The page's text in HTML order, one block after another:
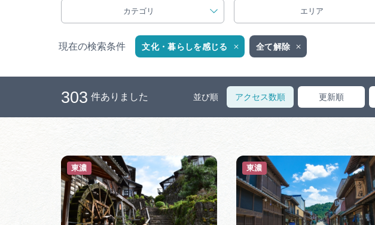
カテゴリ エリア
現在の検索条件 文化・暮らしを感じる 全て解除
303 件ありました 並び順 アクセス数順 更新順
東濃 東濃